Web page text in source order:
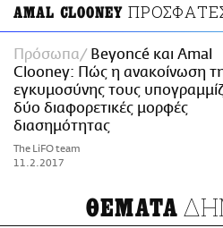
AMAL CLOONEY
Πρόσωπα
Beyoncé και Amal
Clooney: Πώς η ανακοίνωση
εγκυμοσύνης τους
δύο διαφορετικές μορφές
διασημότητας
The LiFO team
11.2.2017
ΘΕΜΑΤΑ